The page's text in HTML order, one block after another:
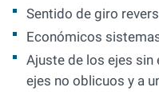
Sentido de giro
Económicos
Ajuste de los ejes sin
ejes no oblicuos y a